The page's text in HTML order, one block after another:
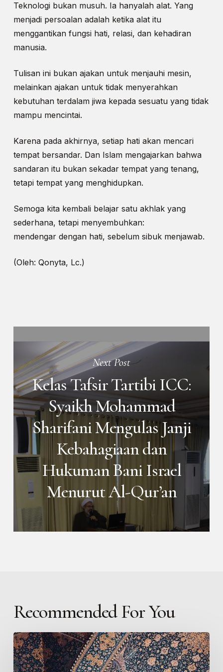
Teknologi bukan musuh. Ia hanyalah alat. Yang
menjadi persoalan adalah ketika alat itu
menggantikan fungsi hati, relasi, dan kehadiran
manusia.
Tulisan ini bukan ajakan untuk menjauhi mesin,
melainkan ajakan untuk tidak menyerahkan
kebutuhan terdalam jiwa kepada sesuatu yang tidak
mampu mencintai.
Karena pada akhirnya, setiap hati akan mencari
tempat bersandar. Dan Islam mengajarkan bahwa
sandaran itu bukan sekadar tempat yang tenang,
tetapi tempat yang menghidupkan.
Semoga kita kembali belajar satu akhlak yang
sederhana, tetapi menyembuhkan:
mendengar dengan hati, sebelum sibuk menjawab.
(Oleh: Qonyta, Lc.)
Next Post
Kelas Tafsir Tartibi ICC:
Syaikh Mohammad
Sharifani Mengulas Janji
Kebahagiaan dan
Hukuman Bani Israel
Menurut Al-Qur’an
Recommended For You
Tindakan
Pencegahan
Gibah: